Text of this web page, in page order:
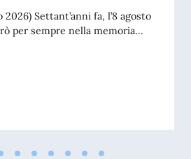
Settant’anni fa, l’8 agosto
per sempre nella memoria...
VICE PRESIDENTE DEL CONSIGLIO DEI